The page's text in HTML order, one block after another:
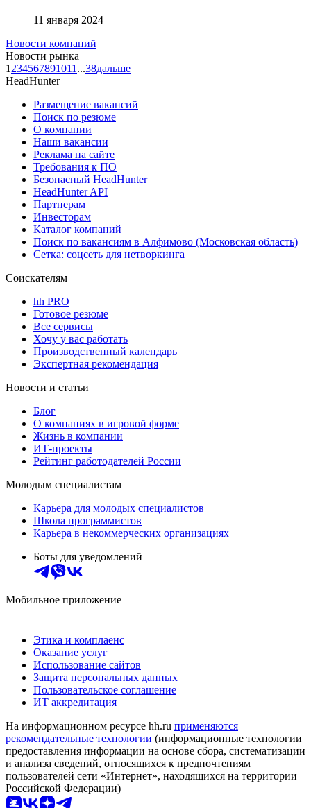
11 января 2024
Новости компаний
Новости рынка
1 234567891011 ...38дальше
HeadHunter
Размещение вакансий
Поиск по резюме
О компании
Наши вакансии
Реклама на сайте
Требования к ПО
Безопасный HeadHunter
HeadHunter API
Партнерам
Инвесторам
Каталог компаний
Поиск по вакансиям в Алфимово (Московская область)
Сетка: соцсеть для нетворкинга
Соискателям
hh PRO
Готовое резюме
Все сервисы
Хочу у вас работать
Производственный календарь
Экспертная рекомендация
Новости и статьи
Блог
О компаниях в игровой форме
Жизнь в компании
ИТ-проекты
Рейтинг работодателей России
Молодым специалистам
Карьера для молодых специалистов
Школа программистов
Карьера в некоммерческих организациях
Боты для уведомлений
Мобильное приложение
Этика и комплаенс
Оказание услуг
Использование сайтов
Защита персональных данных
Пользовательское соглашение
ИТ аккредитация
На информационном ресурсе hh.ru применяются
рекомендательные технологии (информационные технологии
предоставления информации на основе сбора, систематизации
и анализа сведений, относящихся к предпочтениям
пользователей сети «Интернет», находящихся на территории
Российской Федерации)